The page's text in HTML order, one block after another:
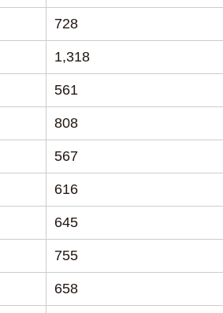
728
1,318
561
808
567
616
645
755
658